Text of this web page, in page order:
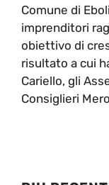
Comune di
imprenditori
obiettivo di
risultato a cui
Cariello, gli
Consiglieri